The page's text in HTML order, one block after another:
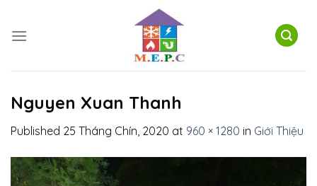
content
Nguyen Xuan Thanh
Published 25 Tháng Chín, 2020 at 960 × 1280 in Giới Thiệu